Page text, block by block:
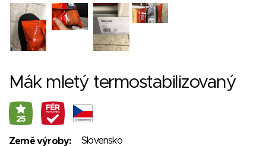
Mák mletý termostabilizovaný
25
Země výroby:
Slovensko